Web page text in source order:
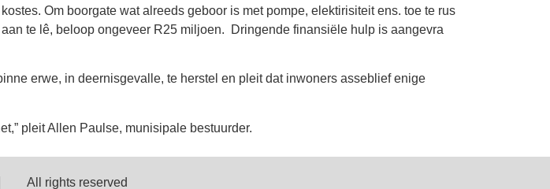
Om boorgate wat alreeds geboor is met pompe, elektirisiteit ens. toe te rus
te lê, beloop ongeveer R25 miljoen. Dringende finansiële hulp is aangevra
erwe, in deernisgevalle, te herstel en pleit dat inwoners asseblief enige
pleit Allen Paulse, munisipale bestuurder.
All rights reserved